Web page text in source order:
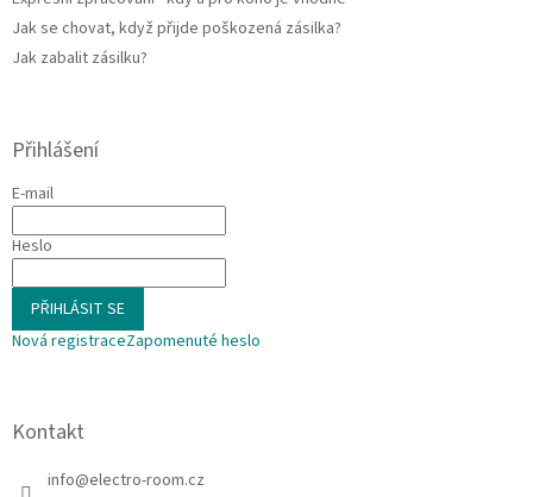
Jak se chovat, když přijde poškozená zásilka?
Jak zabalit zásilku?
Přihlášení
E-mail
Heslo
PŘIHLÁSIT SE
Nová registraceZapomenuté heslo
Kontakt
info@electro-room.cz